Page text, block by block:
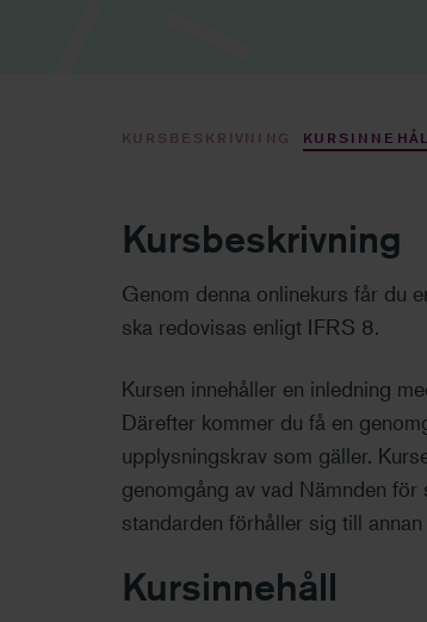
KURSBESKRIVNING
Kursbeskrivning
Genom denna onlinekurs får du
ska redovisas enligt IFRS 8.
Kursen innehåller en inledning
Därefter kommer du få en
upplysningskrav som gäller.
genomgång av vad Nämnden
standarden förhåller sig till
Kursinnehåll